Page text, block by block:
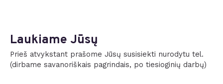
Laukiame Jūsų
Prieš atvykstant prašome Jūsų susisiekti nurodytu tel.
(dirbame savanoriškais pagrindais, po tiesioginių darbų)